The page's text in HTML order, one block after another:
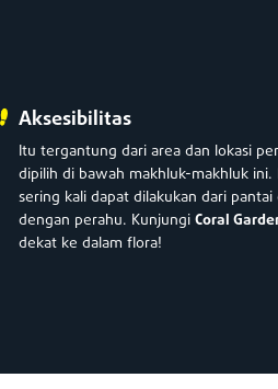
Aksesibilitas
Itu tergantung dari area dan lokasi
dipilih di bawah makhluk-makhluk ini.
sering kali dapat dilakukan dari
dengan perahu. KunjungiCoral
dekat ke dalam flora!